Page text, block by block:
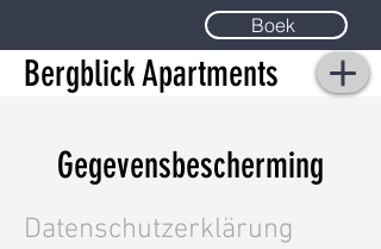
Boek
Bergblick Apartments
Gegevensbescherming
Datenschutzerklärung